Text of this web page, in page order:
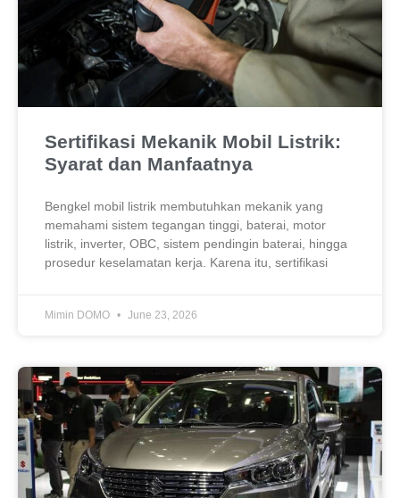
Sertifikasi Mekanik Mobil Listrik:
Syarat dan Manfaatnya
Bengkel mobil listrik membutuhkan mekanik yang
memahami sistem tegangan tinggi, baterai, motor
listrik, inverter, OBC, sistem pendingin baterai, hingga
prosedur keselamatan kerja. Karena itu, sertifikasi
Mimin DOMO June 23, 2026